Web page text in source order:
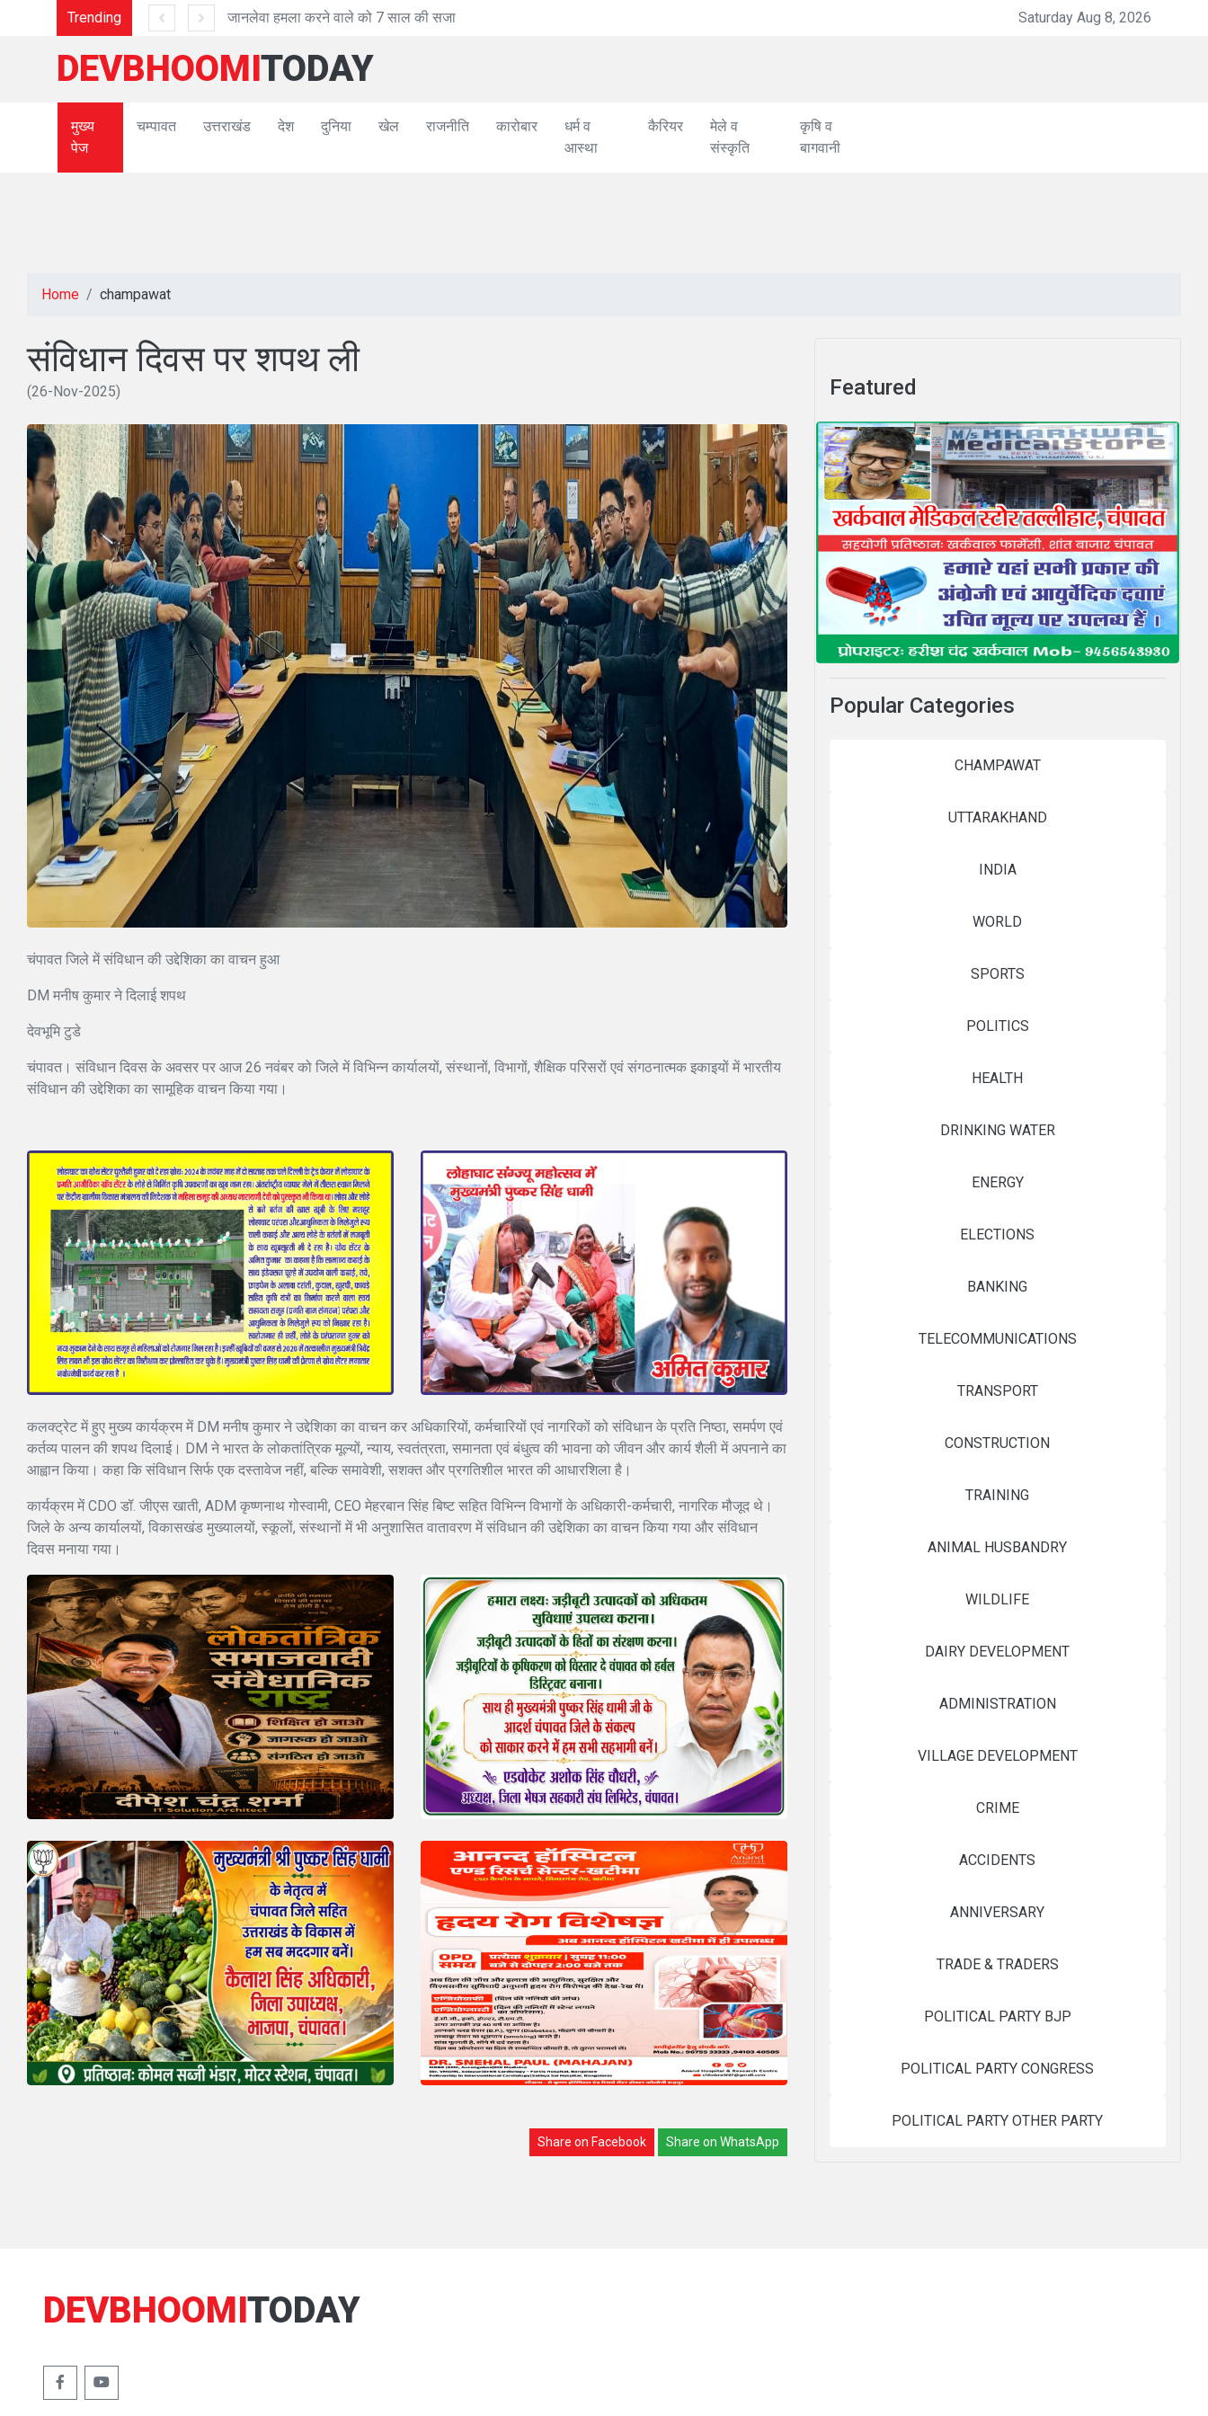
Trending जानलेवा हमला करने वाले को 7 साल की सजा Saturday Aug 8, 2026
DEVBHOOMITODAY
मुख्य
पेज
चम्पावत उत्तराखंड देश दुनिया खेल राजनीति कारोबार
धर्म व
आस्था
कैरियर
मेले व
संस्कृति
कृषि व
बागवानी
Home champawat
संविधान दिवस पर शपथ ली
(26-Nov-2025)
चंपावत जिले में संविधान की उद्देशिका का वाचन हुआ
DM मनीष कुमार ने दिलाई शपथ
देवभूमि टुडे
चंपावत। संविधान दिवस के अवसर पर आज 26 नवंबर को जिले में विभिन्न कार्यालयों, संस्थानों, विभागों, शैक्षिक परिसरों एवं संगठनात्मक इकाइयों में भारतीय
संविधान की उद्देशिका का सामूहिक वाचन किया गया।
कलक्ट्रेट में हुए मुख्य कार्यक्रम में DM मनीष कुमार ने उद्देशिका का वाचन कर अधिकारियों, कर्मचारियों एवं नागरिकों को संविधान के प्रति निष्ठा, समर्पण एवं
कर्तव्य पालन की शपथ दिलाई। DM ने भारत के लोकतांत्रिक मूल्यों, न्याय, स्वतंत्रता, समानता एवं बंधुत्व की भावना को जीवन और कार्य शैली में अपनाने का
आह्वान किया। कहा कि संविधान सिर्फ एक दस्तावेज नहीं, बल्कि समावेशी, सशक्त और प्रगतिशील भारत की आधारशिला है।
कार्यक्रम में CDO डॉ. जीएस खाती, ADM कृष्णनाथ गोस्वामी, CEO मेहरबान सिंह बिष्ट सहित विभिन्न विभागों के अधिकारी-कर्मचारी, नागरिक मौजूद थे।
जिले के अन्य कार्यालयों, विकासखंड मुख्यालयों, स्कूलों, संस्थानों में भी अनुशासित वातावरण में संविधान की उद्देशिका का वाचन किया गया और संविधान
दिवस मनाया गया।
Share on Facebook Share on WhatsApp
Featured
Popular Categories
CHAMPAWAT
UTTARAKHAND
INDIA
WORLD
SPORTS
POLITICS
HEALTH
DRINKING WATER
ENERGY
ELECTIONS
BANKING
TELECOMMUNICATIONS
TRANSPORT
CONSTRUCTION
TRAINING
ANIMAL HUSBANDRY
WILDLIFE
DAIRY DEVELOPMENT
ADMINISTRATION
VILLAGE DEVELOPMENT
CRIME
ACCIDENTS
ANNIVERSARY
TRADE & TRADERS
POLITICAL PARTY BJP
POLITICAL PARTY CONGRESS
POLITICAL PARTY OTHER PARTY
DEVBHOOMITODAY